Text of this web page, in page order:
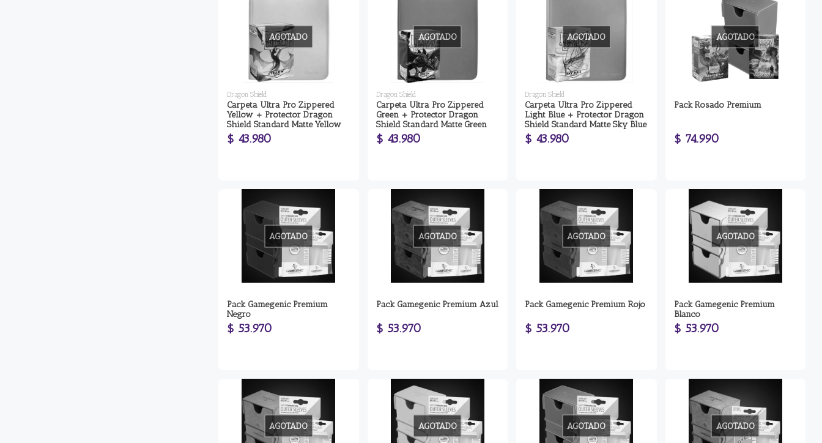
AGOTADO
Dragon Shield
Carpeta Ultra Pro Zippered
Yellow + Protector Dragon
Shield Standard Matte Yellow
$ 43.980
AGOTADO
Dragon Shield
Carpeta Ultra Pro Zippered
Green + Protector Dragon
Shield Standard Matte Green
$ 43.980
AGOTADO
Dragon Shield
Carpeta Ultra Pro Zippered
Light Blue + Protector Dragon
Shield Standard Matte Sky Blue
$ 43.980
AGOTADO
Pack Rosado Premium
$ 74.990
AGOTADO
Pack Gamegenic Premium
Negro
$ 53.970
AGOTADO
Pack Gamegenic Premium Azul
$ 53.970
AGOTADO
Pack Gamegenic Premium Rojo
$ 53.970
AGOTADO
Pack Gamegenic Premium
Blanco
$ 53.970
AGOTADO AGOTADO AGOTADO AGOTADO